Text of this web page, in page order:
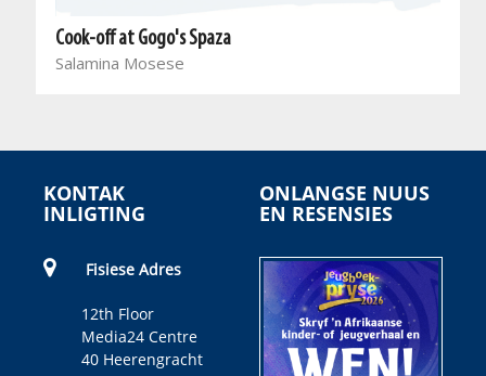
Cook-off at Gogo's Spaza
Salamina Mosese
KONTAK
INLIGTING
Fisiese Adres
12th Floor
Media24 Centre
40 Heerengracht
ONLANGSE NUUS
EN RESENSIES